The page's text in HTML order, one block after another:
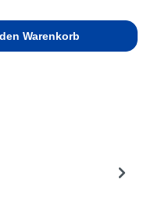
gewünschten
Warenkorb